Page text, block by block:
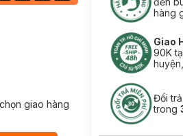
giao hàng
hàng
Giao
90K
Đổi trả
trong